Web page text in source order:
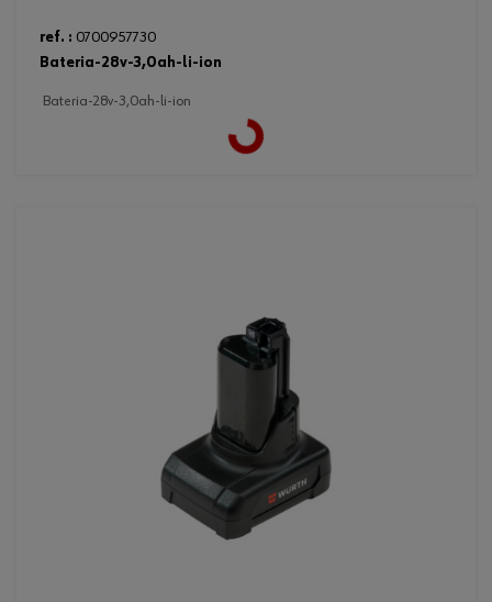
ref. : 0700957730
bateria-28v-3,0ah-li-ion
bateria-28v-3,0ah-li-ion
Loading...